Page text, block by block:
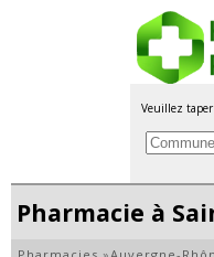
Veuillez
Pharmacie à